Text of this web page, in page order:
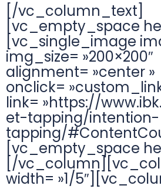
[/vc_column_text]
[vc_empty_space
[vc_single_image
img_size= »200×200″
alignment= »center »
onclick=
link= »https://
et-tapping/intention-
tapping/
[vc_empty_space
[/
width= »1/